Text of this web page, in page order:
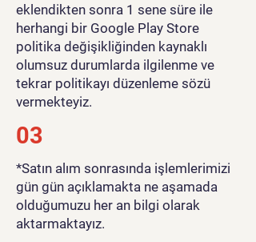
eklendikten sonra 1 sene süre ile
herhangi bir Google Play Store
politika değişikliğinden kaynaklı
olumsuz durumlarda ilgilenme ve
tekrar politikayı düzenleme sözü
vermekteyiz.
03
*Satın alım sonrasında işlemlerimizi
gün gün açıklamakta ne aşamada
olduğumuzu her an bilgi olarak
aktarmaktayız.